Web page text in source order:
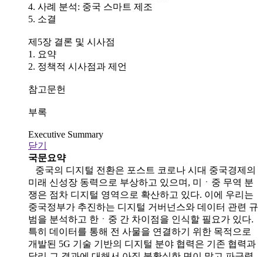
4. 사례 분석: 중국 스마트 제조
5. 소결
제5장 결론 및 시사점
1. 요약
2. 정책적 시사점과 제언
참고문헌
부록
Executive Summary
닫기
국문요약
중국의 디지털 전환은 포스트 코로나 시대 중국경제의
미래 신성장 동력으로 부상하고 있으며, 미ㆍ중 무역 분
쟁은 점차 디지털 영역으로 확산하고 있다. 이에 우리는
중국정부가 추진하는 디지털 거버넌스와 데이터 관련 규
범을 분석하고 한ㆍ중 간 차이점을 인식할 필요가 있다.
특히 데이터를 통해 전 사물을 연결하기 위한 목적으로
개발된 5G 기술 기반의 디지털 분야 협력은 기존 협력과